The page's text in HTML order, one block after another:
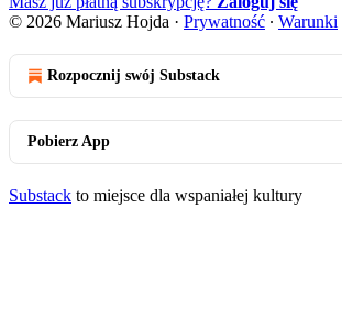
© 2026 Mariusz Hojda · Prywatność ∙ Warunki
Rozpocznij swój Substack
Pobierz App
Substack to miejsce dla wspaniałej kultury